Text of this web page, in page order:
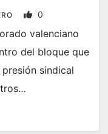
0
valenciano
del bloque que
sindical